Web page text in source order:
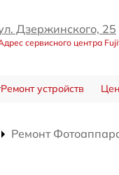
Дзержинского, 25
сервисного центра
Ремонт устройств
Ремонт